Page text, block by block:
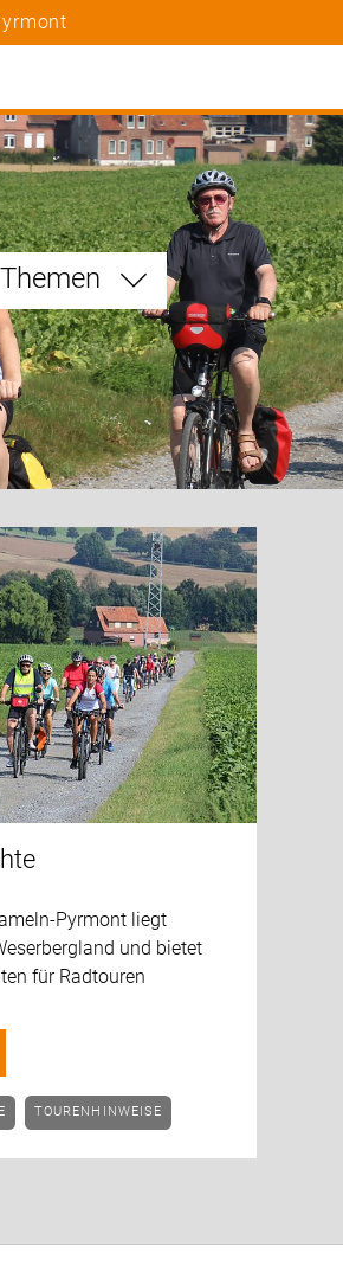
Pyrmont liegt
und bietet
für Radtouren
TOURENHINWEISE